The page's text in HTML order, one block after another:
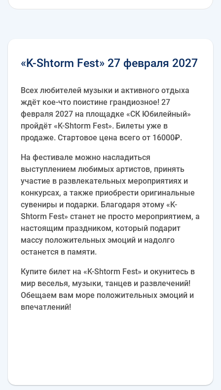
«K-Shtorm Fest» 27 февраля 2027
Всех любителей музыки и активного отдыха
ждёт кое-что поистине грандиозное! 27
февраля 2027 на площадке «СК Юбилейный»
пройдёт «K-Shtorm Fest». Билеты уже в
продаже. Стартовое цена всего от 16000₽.
На фестивале можно насладиться
выступлением любимых артистов, принять
участие в развлекательных мероприятиях и
конкурсах, а также приобрести оригинальные
сувениры и подарки. Благодаря этому «K-
Shtorm Fest» станет не просто мероприятием, а
настоящим праздником, который подарит
массу положительных эмоций и надолго
останется в памяти.
Купите билет на «K-Shtorm Fest» и окунитесь в
мир веселья, музыки, танцев и развлечений!
Обещаем вам море положительных эмоций и
впечатлений!